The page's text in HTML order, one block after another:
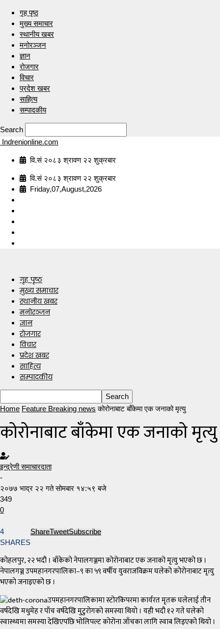
गृह पृष्ठ
मुख्य समाचार
स्थानीय खबर
मनोरञ्जन
ज्ञान
रोजगार
विचार
प्रदेश खबर
साहित्य
सम्पादकीय
Search
Indrenionline.com
वि.सं २०८३ श्रावण २२ शुक्रबार
वि.सं २०८३ श्रावण २२ शुक्रबार
Friday,07,August,2026
गृह पृष्ठ
मुख्य समाचार
स्थानीय खबर
मनोरञ्जन
ज्ञान
रोजगार
विचार
प्रदेश खबर
साहित्य
सम्पादकीय
Home Feature Breaking news कोरोनाबाट बाँकेमा एक जनाको मृत्यु
कोरोनाबाट बाँकेमा एक जनाको मृत्यु
इन्द्रेणी समाचारदाता
-
२०७७ भाद्र २२ गते सोमबार १४:५९ बजे
349
0
4
SHARES
ShareTweetSubscribe
कोहलपुर, २२ भदौ । बाँकेको नेपालगञ्जमा कोरोनाबाट एक जनाको मृत्यु भएको छ ।
नेपालगञ्ज उपमहानगरपालिका–९ का ५९ वर्षीय युवराजविक्रम घलेको कोरोनाबाट मृत्यु
भएको जनाइएको छ ।
उपमहानगरपालिकामा स्टोरकिपरमा कार्यरत मृतक घलेलाई तीन
वर्षदेखि मधुमेह र पाँच वर्षदेखि मुटुरोगको समस्या थियो । यही भदौ १२ गते घलेको
स्वास्थ्यमा समस्या देखिएपछि भोलिपल्ट कोरोना जाँचका लागि स्वाब लिइएको थियो ।